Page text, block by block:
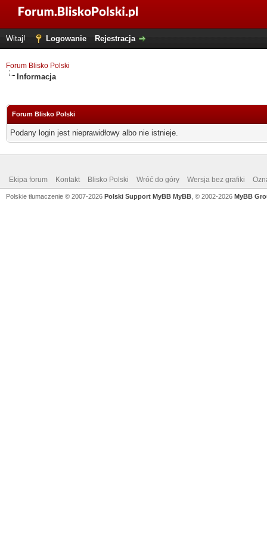
Witaj! Logowanie Rejestracja
Forum Blisko Polski
Informacja
Forum Blisko Polski
Podany login jest nieprawidłowy albo nie istnieje.
Ekipa forum Kontakt Blisko Polski Wróć do góry Wersja bez grafiki
Polskie tłumaczenie © 2007-2026 Polski Support MyBB MyBB , © 2002-2026 MyBB